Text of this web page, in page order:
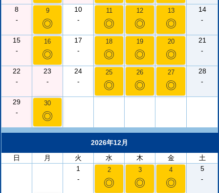
8
-
9
◎
10
-
11
◎
12
◎
13
◎
14
-
15
-
16
◎
17
-
18
◎
19
◎
20
◎
21
-
22
-
23
-
24
-
25
◎
26
◎
27
◎
28
-
29
-
30
◎
2026年12月
日
月 火 水 木 金
土
1
-
2
◎
3
◎
4
◎
5
-